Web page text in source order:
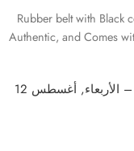
Rubber belt with
Authentic, and Comes